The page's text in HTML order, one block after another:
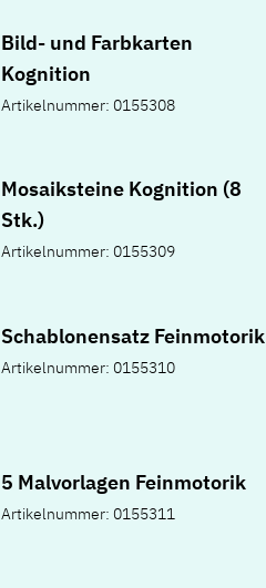
Bild- und Farbkarten
Kognition
Artikelnummer: 0155308
Mosaiksteine Kognition (8
Stk.)
Artikelnummer: 0155309
Schablonensatz Feinmotorik
Artikelnummer: 0155310
5 Malvorlagen Feinmotorik
Artikelnummer: 0155311